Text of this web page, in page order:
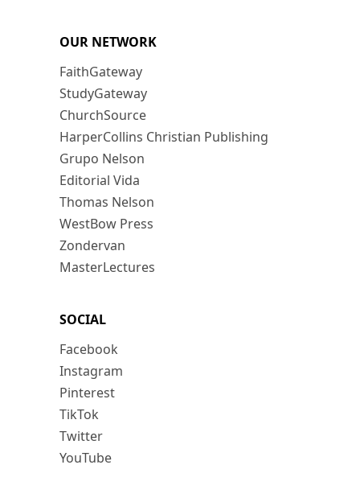
OUR NETWORK
FaithGateway
StudyGateway
ChurchSource
HarperCollins Christian Publishing
Grupo Nelson
Editorial Vida
Thomas Nelson
WestBow Press
Zondervan
MasterLectures
SOCIAL
Facebook
Instagram
Pinterest
TikTok
Twitter
YouTube